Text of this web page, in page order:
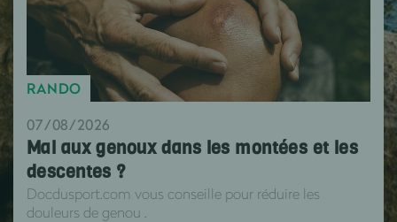
RANDO
07/08/2026
Mal aux genoux dans les montées et les
descentes ?
Docdusport.com vous conseille pour réduire les
douleurs de genou .